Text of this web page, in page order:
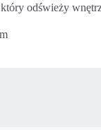
odświeży